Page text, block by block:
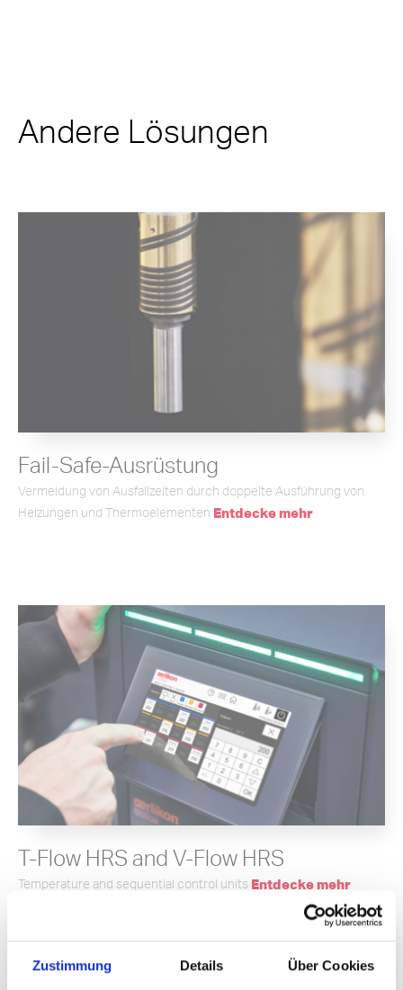
Zustimmung Details Über Cookies
Andere Lösungen
Fail-Safe-Ausrüstung
Vermeidung von Ausfallzeiten durch doppelte Ausführung von
Heizungen und Thermoelementen
Entdecke mehr
T-Flow HRS and V-Flow HRS